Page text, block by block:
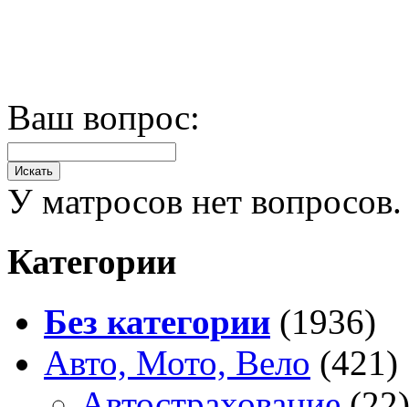
Ваш вопрос:
У матросов нет вопросов.
Категории
Без категории (1936)
Авто, Мото, Вело (421)